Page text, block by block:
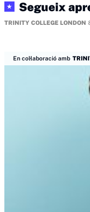
★ Segueix
TRINITY COLLEGE LONDON
En col·laboració amb